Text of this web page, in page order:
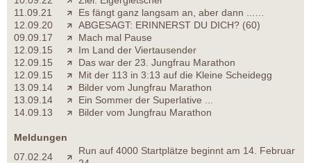
11.09.21
Es fängt ganz langsam an, aber dann ...…
12.09.20
ABGESAGT: ERINNERST DU DICH? (60)
09.09.17
Mach mal Pause
12.09.15
Im Land der Viertausender
12.09.15
Das war der 23. Jungfrau Marathon
12.09.15
Mit der 113 in 3:13 auf die Kleine Scheidegg
13.09.14
Bilder vom Jungfrau Marathon
13.09.14
Ein Sommer der Superlative ...
14.09.13
Bilder vom Jungfrau Marathon
Meldungen
07.02.24
Run auf 4000 Startplätze beginnt am 14. Februar